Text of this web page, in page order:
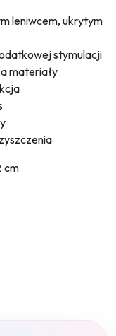
leniwcem, ukrytym
stymulacji
materiały
cm